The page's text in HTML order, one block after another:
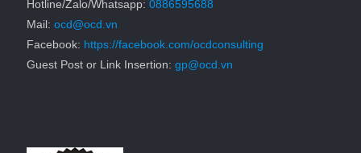
Hotline/Zalo/Whatsapp: 0886595688
Mail: ocd@ocd.vn
Facebook: https://facebook.com/ocdconsulting
Guest Post or Link Insertion: gp@ocd.vn